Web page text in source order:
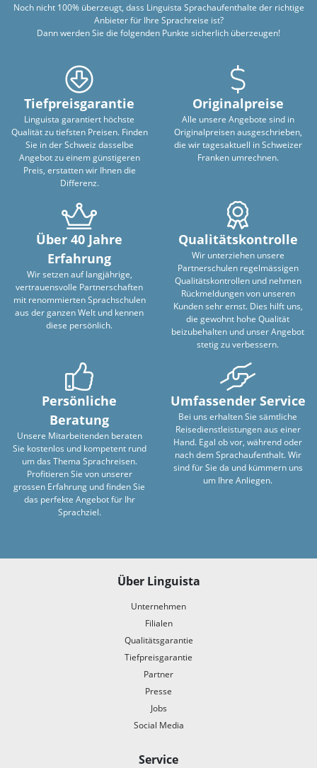
Noch nicht 100% überzeugt, dass Linguista Sprachaufenthalte der richtige
Anbieter für Ihre Sprachreise ist?
Dann werden Sie die folgenden Punkte sicherlich überzeugen!
Tiefpreisgarantie
Linguista garantiert höchste
Qualität zu tiefsten Preisen. Finden
Sie in der Schweiz dasselbe
Angebot zu einem günstigeren
Preis, erstatten wir Ihnen die
Differenz.
Originalpreise
Alle unsere Angebote sind in
Originalpreisen ausgeschrieben,
die wir tagesaktuell in Schweizer
Franken umrechnen.
Über 40 Jahre
Erfahrung
Wir setzen auf langjährige,
vertrauensvolle Partnerschaften
mit renommierten Sprachschulen
aus der ganzen Welt und kennen
diese persönlich.
Qualitätskontrolle
Wir unterziehen unsere
Partnerschulen regelmässigen
Qualitätskontrollen und nehmen
Rückmeldungen von unseren
Kunden sehr ernst. Dies hilft uns,
die gewohnt hohe Qualität
beizubehalten und unser Angebot
stetig zu verbessern.
Persönliche
Beratung
Unsere Mitarbeitenden beraten
Sie kostenlos und kompetent rund
um das Thema Sprachreisen.
Profitieren Sie von unserer
grossen Erfahrung und finden Sie
das perfekte Angebot für Ihr
Sprachziel.
Umfassender Service
Bei uns erhalten Sie sämtliche
Reisedienstleistungen aus einer
Hand. Egal ob vor, während oder
nach dem Sprachaufenthalt. Wir
sind für Sie da und kümmern uns
um Ihre Anliegen.
Über Linguista
Unternehmen
Filialen
Qualitätsgarantie
Tiefpreisgarantie
Partner
Presse
Jobs
Social Media
Service